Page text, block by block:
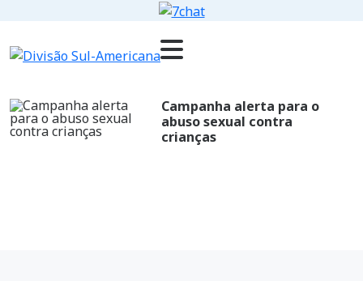
Campanha alerta para o
abuso sexual contra
crianças